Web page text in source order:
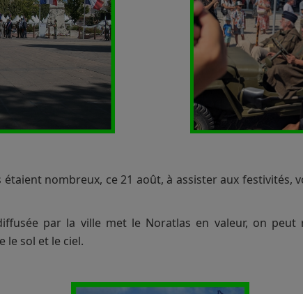
nombreux, ce 21 août, à assister aux festivités,
par la ville met le Noratlas en valeur, on peut
le sol et le ciel.